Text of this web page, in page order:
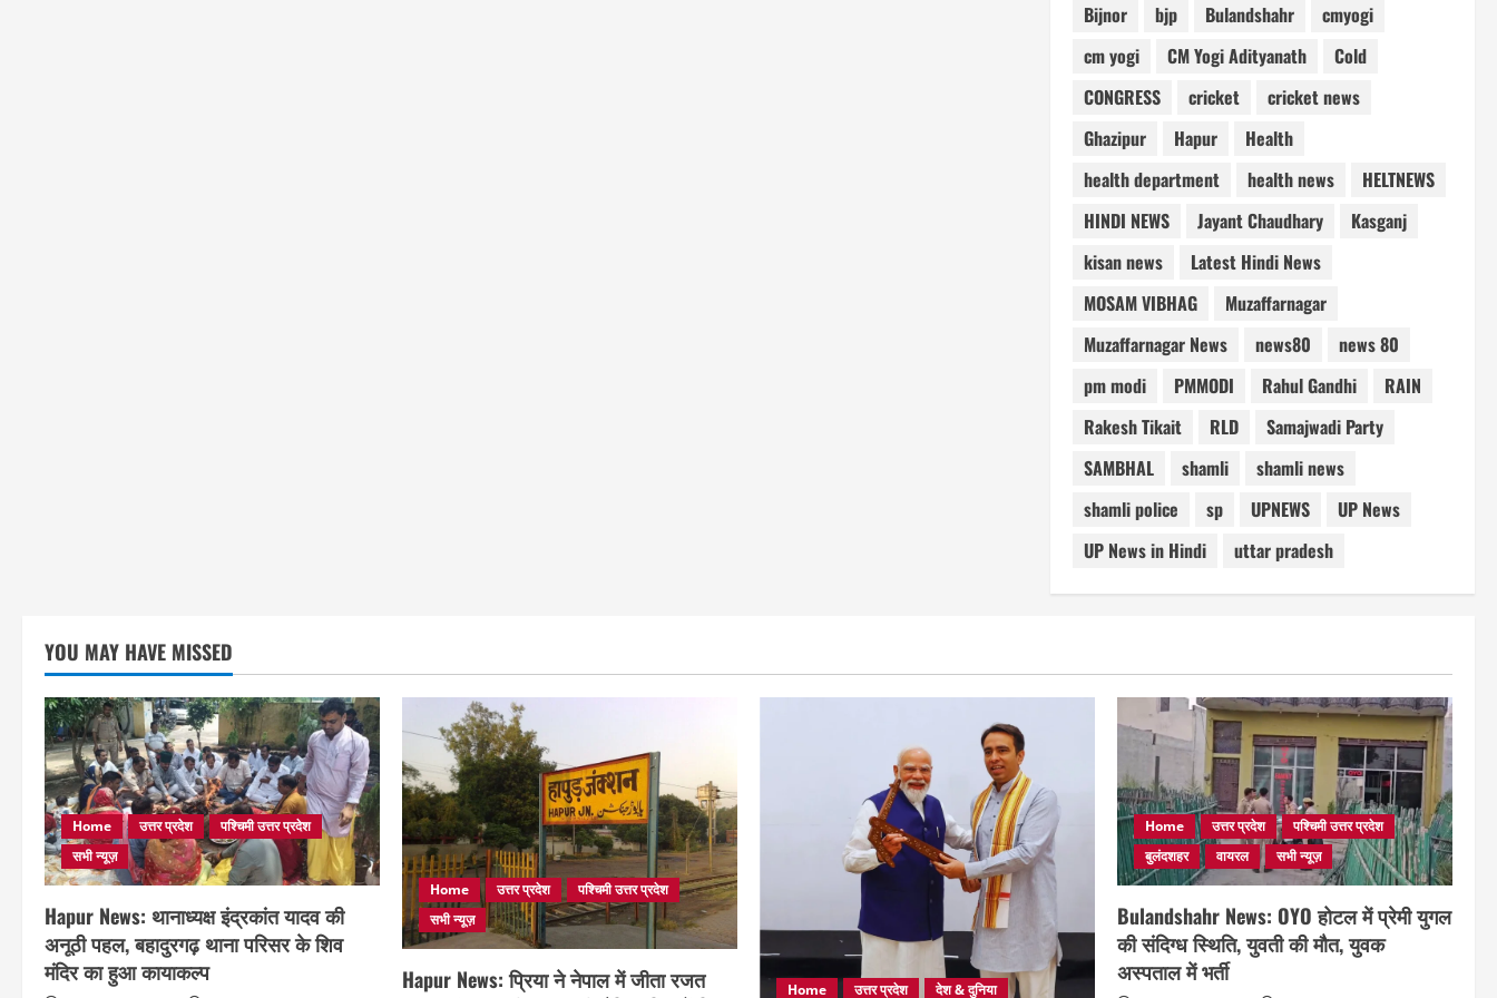
Bijnor
bjp Bulandshahr
cmyogi
cm yogi
CM Yogi Adityanath
Cold
CONGRESS
cricket
cricket news
Ghazipur
Hapur
Health
health department
health news
HELTNEWS
HINDI NEWS
Jayant Chaudhary
Kasganj
kisan news
Latest Hindi News
MOSAM VIBHAG
Muzaffarnagar
Muzaffarnagar News
news80
news 80
pm modi
PMMODI Rahul Gandhi
RAIN
Rakesh Tikait
RLD
Samajwadi Party
SAMBHAL
shamli
shamli news
shamli police
sp UPNEWS
UP News
UP News in Hindi
uttar pradesh
YOU MAY HAVE MISSED
Home उत्तर प्रदेश
पश्चिमी उत्तर प्रदेश
सभी न्यूज़
Hapur News: थानाध्यक्ष इंद्रकांत यादव की
अनूठी पहल, बहादुरगढ़ थाना परिसर के शिव
मंदिर का हुआ कायाकल्प
Home उत्तर प्रदेश
पश्चिमी उत्तर प्रदेश
सभी न्यूज़
Hapur News: प्रिया ने नेपाल में जीता रजत
Home उत्तर प्रदेश देश & दुनिया
Home उत्तर प्रदेश
पश्चिमी उत्तर प्रदेश
बुलंदशहर
वायरल सभी न्यूज़
Bulandshahr News: OYO होटल में प्रेमी युगल
की संदिग्ध स्थिति, युवती की मौत, युवक
अस्पताल में भर्ती